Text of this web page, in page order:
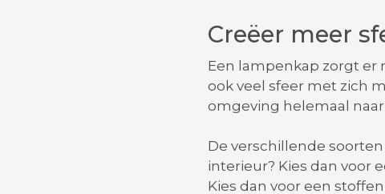
Creëer meer
Een lampenkap zorgt er
ook veel sfeer met zich
omgeving helemaal
De verschillende
interieur? Kies dan voor
Kies dan voor een